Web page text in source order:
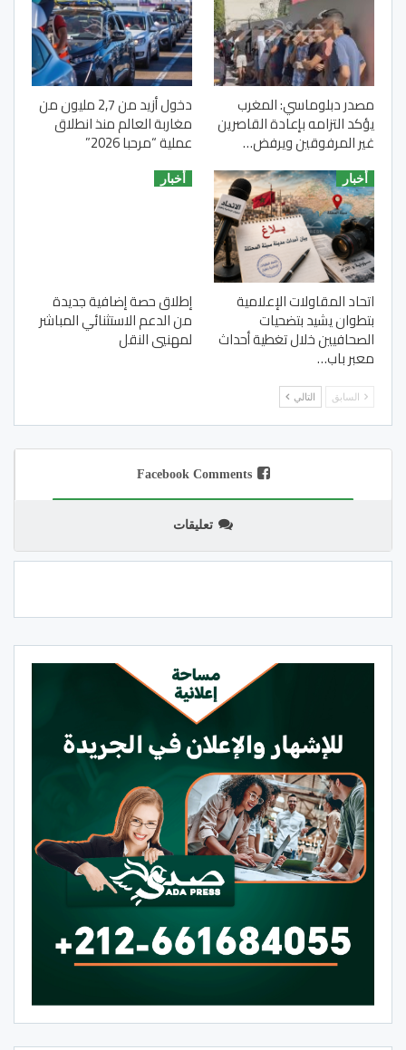
مصدر دبلوماسي: المغرب
يؤكد التزامه بإعادة القاصرين
غير المرفوقين ويرفض…
دخول أزيد من 2,7 مليون من
مغاربة العالم منذ انطلاق
عملية “مرحبا 2026”
أخبار
اتحاد المقاولات الإعلامية
بتطوان يشيد بتضحيات
الصحافيين خلال تغطية أحداث
معبر باب…
أخبار
إطلاق حصة إضافية جديدة
من الدعم الاستثنائي المباشر
لمهنيي النقل
السابق التالي
Facebook Comments
تعليقات